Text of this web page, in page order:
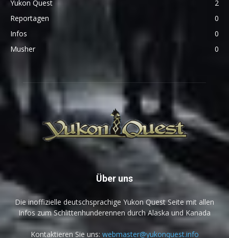
Yukon Quest
2
Reportagen
0
Infos
0
Musher
0
Über uns
Die inoffizielle deutschsprachige Yukon Quest Seite mit allen
Infos zum Schlittenhunderennen durch Alaska und Kanada
Kontaktieren Sie uns: webmaster@yukonquest.info